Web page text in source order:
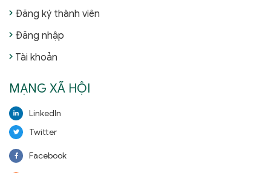
Đăng ký thành viên
Đăng nhập
Tài khoản
MẠNG XÃ HỘI
LinkedIn
Twitter
Facebook